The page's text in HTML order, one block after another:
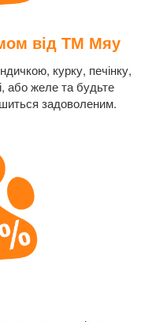
від ТМ Мяу
курку, печінку,
або желе та будьте
задоволеним.